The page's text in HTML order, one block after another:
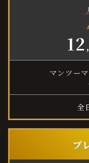
12 ,
マンツー
全
プ